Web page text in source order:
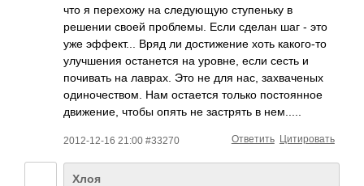
что я перехожу на следующую ступеньку в
решении своей проблемы. Если сделан шаг - это
уже эффект... Вряд ли достижение хоть какого-то
улучшения останется на уровне, если сесть и
почивать на лаврах. Это не для нас, захваченых
одиночеством. Нам остается только постоянное
движение, чтобы опять не застрять в нем.....
2012-12-16 21:00 #33270 Цитировать
Ответить
Хлоя